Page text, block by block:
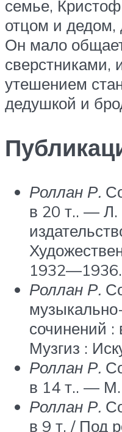
семье, Кристоф
отцом и дедом,
Он мало
сверстниками,
утешением
дедушкой и
Роллан Р.
в 20 т.. — Л.
1932—1936.
Роллан Р.
сочинений
Музгиз :
Роллан Р.
в 14 т.. — М.
Роллан Р.
в 9 т. / Под